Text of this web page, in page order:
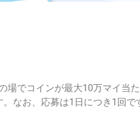
場でコインが最大10万マイ当
なお、応募は1日につき1回で